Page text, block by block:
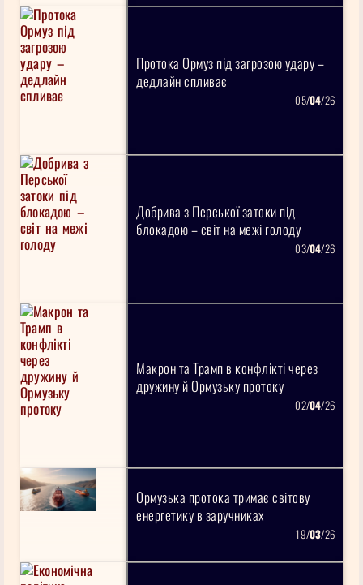
Протока Ормуз під загрозою удару –
дедлайн спливає
05/04/26
Добрива з Перської затоки під
блокадою – світ на межі голоду
03/04/26
Макрон та Трамп в конфлікті через
дружину й Ормузьку протоку
02/04/26
Ормузька протока тримає світову
енергетику в заручниках
19/03/26